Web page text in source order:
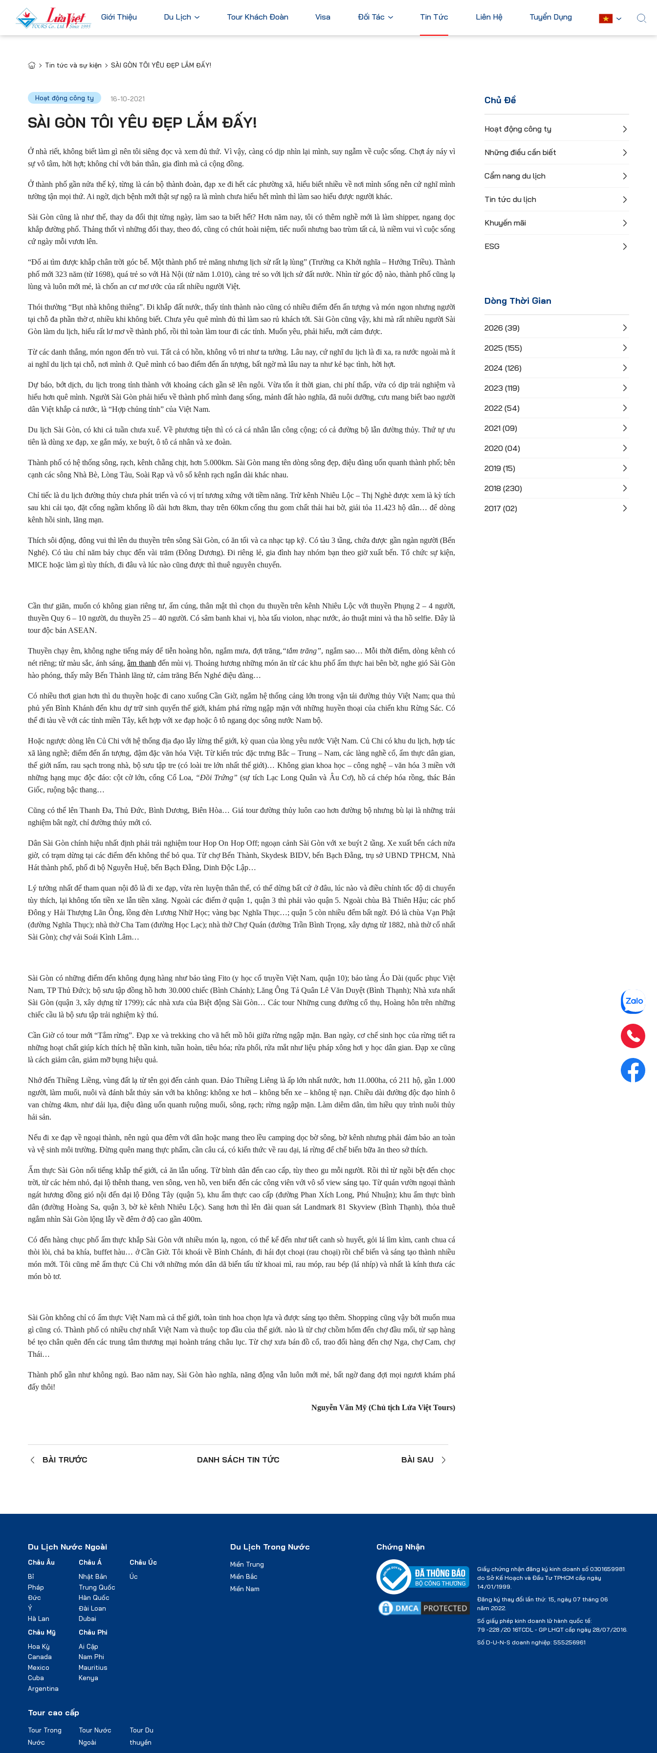
Giới Thiệu Du Lịch
Du Lịch Trong Nước
Tour Cao Cấp
Đức
Hà Lan
Xem tất cả
Dubai
Argentina
Tour Khách Đoàn Visa Đối Tác Tin Tức Liên Hệ Tuyển Dụng
Tin tức và sự kiện SÀI GÒN TÔI YÊU ĐẸP LẮM ĐẤY!
Hoạt động công ty 16-10-2021
SÀI GÒN TÔI YÊU ĐẸP LẮM ĐẤY!
Ở nhà riết, không biết làm gì nên tôi siêng đọc và xem đủ thứ. Vì vậy, càng có dịp nhìn lại mình, suy ngẫm về cuộc sống. Chợt áy náy vì
sự vô tâm, hời hợt; không chỉ với bản thân, gia đình mà cả cộng đồng.
Ở thành phố gần nửa thế kỷ, từng là cán bộ thành đoàn, đạp xe đi hết các phường xã, hiểu biết nhiều về nơi mình sống nên cứ nghĩ mình
tường tận mọi thứ. Ai ngờ, dịch bệnh mới thật sự ngộ ra là mình chưa hiểu hết mình thì làm sao hiểu được người khác.
Sài Gòn cũng là như thế, thay da đổi thịt từng ngày, làm sao ta biết hết? Hơn năm nay, tôi có thêm nghề mới là làm shipper, ngang dọc
khắp đường phố. Thảng thốt vì những đổi thay, theo đó, cũng có chút hoài niệm, tiếc nuối nhưng bao trùm tất cả, là niềm vui vì cuộc sống
cứ ngày mỗi vươn lên.
“Đố ai tìm được khắp chân trời góc bể. Một thành phố trẻ măng nhưng lịch sử rất lạ lùng” (Trường ca Khởi nghĩa – Hưởng Triều). Thành
phố mới 323 năm (từ 1698), quá trẻ so với Hà Nội (từ năm 1.010), càng trẻ so với lịch sử đất nước. Nhìn từ góc độ nào, thành phố cũng lạ
lùng và luôn mới mẻ, là chốn an cư mơ ước của rất nhiều người Việt.
Thói thường “Bụt nhà không thiêng”. Đi khắp đất nước, thấy tỉnh thành nào cũng có nhiều điểm đến ấn tượng và món ngon nhưng người
tại chỗ đa phần thờ ơ, nhiều khi không biết. Chưa yêu quê mình đủ thì làm sao rủ khách tới. Sài Gòn cũng vậy, khi mà rất nhiều người Sài
Gòn làm du lịch, hiểu rất lơ mơ về thành phố, rồi thì toàn làm tour đi các tỉnh. Muốn yêu, phải hiểu, mới cảm được.
Từ các danh thắng, món ngon đến trò vui. Tất cả có hồn, không vô tri như ta tưởng. Lâu nay, cứ nghĩ du lịch là đi xa, ra nước ngoài mà ít
ai nghĩ du lịch tại chỗ, nơi mình ở. Quê mình có bao điểm đến ấn tượng, bất ngờ mà lâu nay ta như kẻ bạc tình, hời hợt.
Dự báo, bớt dịch, du lịch trong tỉnh thành với khoảng cách gần sẽ lên ngôi. Vừa tốn ít thời gian, chi phí thấp, vửa có dịp trải nghiệm và
hiểu hơn quê mình. Người Sài Gòn phải hiểu về thành phố mình đang sống, mảnh đất hào nghĩa, đã nuôi dưỡng, cưu mang biết bao người
dân Việt khắp cả nước, là “Hợp chủng tỉnh” của Việt Nam.
Du lịch Sài Gòn, có khi cả tuần chưa xuể. Về phương tiện thì có cả cá nhân lẫn công cộng; có cả đường bộ lẫn đường thủy. Thứ tự ưu
tiên là dùng xe đạp, xe gắn máy, xe buýt, ô tô cá nhân và xe đoàn.
Thành phố có hệ thống sông, rạch, kênh chằng chịt, hơn 5.000km. Sài Gòn mang tên dòng sông đẹp, điệu đàng uốn quanh thành phố; bên
cạnh các sông Nhà Bè, Lòng Tàu, Soài Rạp và vô số kênh rạch ngắn dài khác nhau.
Chỉ tiếc là du lịch đường thủy chưa phát triển và có vị trí tương xứng với tiềm năng. Trừ kênh Nhiêu Lộc – Thị Nghè được xem là kỳ tích
sau khi cải tạo, đặt cống ngầm khổng lồ dài hơn 8km, thay trên 60km cống thu gom chất thải hai bờ, giải tỏa 11.423 hộ dân… để dòng
kênh hồi sinh, lãng mạn.
Thích sôi động, đông vui thì lên du thuyền trên sông Sài Gòn, có ăn tối và ca nhạc tạp kỹ. Có tàu 3 tầng, chứa được gần ngàn người (Bến
Nghé). Có tàu chỉ năm bảy chục đến vài trăm (Đông Dương). Đi riêng lẻ, gia đình hay nhóm bạn theo giờ xuất bến. Tổ chức sự kiện,
MICE hoặc làm gì tùy thích, đi đâu và lúc nào cũng được thì thuê nguyên chuyến.
Cần thư giãn, muốn có không gian riêng tư, ấm cúng, thân mật thì chọn du thuyền trên kênh Nhiêu Lộc với thuyền Phụng 2 – 4 người,
thuyền Quy 6 – 10 người, du thuyền 25 – 40 người. Có sâm banh khai vị, hòa tấu violon, nhạc nước, ảo thuật mini và tha hồ selfie. Đây là
tour độc bản ASEAN.
Thuyền chạy êm, không nghe tiếng máy để tiễn hoàng hôn, ngắm mưa, đợi trăng,“tắm trăng”, ngắm sao… Mỗi thời điểm, dòng kênh có
nét riêng; từ màu sắc, ánh sáng,âm thanh đến mùi vị. Thoảng hương những món ăn từ các khu phố ẩm thực hai bên bờ, nghe gió Sài Gòn
hào phóng, thấy mây Bến Thành lãng tử, cảm trăng Bến Nghé điệu đàng…
Có nhiều thơi gian hơn thì du thuyền hoặc đi cano xuống Cần Giờ, ngắm hệ thống cảng lớn trong vận tải đường thủy Việt Nam; qua thủ
phủ yến Bình Khánh đến khu dự trữ sinh quyển thế giới, khám phá rừng ngập mặn với những huyền thoại của chiến khu Rừng Sác. Có
thể đi tàu về với các tỉnh miền Tây, kết hợp với xe đạp hoặc ô tô ngang dọc sông nước Nam bộ.
Hoặc ngược dòng lên Củ Chi với hệ thống địa đạo lẫy lừng thế giới, kỳ quan của lòng yêu nước Việt Nam. Củ Chi có khu du lịch, hợp tác
xã làng nghề; điểm đến ấn tượng, đậm đặc văn hóa Việt. Từ kiến trúc đặc trưng Bắc – Trung – Nam, các làng nghề cổ, ẩm thực dân gian,
thế giới nấm, rau sạch trong nhà, bộ sưu tập tre (có loài tre lớn nhất thế giới)… Không gian khoa học – công nghệ – văn hóa 3 miền với
những hạng mục độc đáo: cột cờ lớn, cổng Cổ Loa, “Đồi Trứng” (sự tích Lạc Long Quân và Âu Cơ), hồ cá chép hóa rồng, thác Bản
Giốc, ruộng bậc thang…
Cũng có thể lên Thanh Đa, Thủ Đức, Bình Dương, Biên Hòa… Giá tour đường thủy luôn cao hơn đường bộ nhưng bù lại là những trải
nghiệm bât ngờ, chỉ đường thủy mới có.
Dân Sài Gòn chính hiệu nhất định phải trải nghiệm tour Hop On Hop Off; ngoạn cảnh Sài Gòn với xe buýt 2 tầng. Xe xuất bến cách nửa
giờ, có trạm dừng tại các điểm đến không thể bỏ qua. Từ chợ Bến Thành, Skydesk BIDV, bến Bạch Đằng, trụ sở UBND TPHCM, Nhà
Hát thành phố, phố đi bộ Nguyễn Huệ, bến Bạch Đằng, Dinh Độc Lập…
Lý tưởng nhất để tham quan nội đô là đi xe đạp, vừa rèn luyện thân thể, có thể dừng bất cứ ở đâu, lúc nào và điều chỉnh tốc độ di chuyển
tùy thích, lại không tốn tiền xe lẫn tiền xăng. Ngoài các điểm ở quận 1, quận 3 thì phải vào quận 5. Ngoài chùa Bà Thiên Hậu; các phố
Đông y Hải Thượng Lãn Ông, lồng đèn Lương Nhữ Học; vàng bạc Nghĩa Thục…; quận 5 còn nhiều đểm bất ngờ. Đó là chùa Vạn Phật
(đường Nghĩa Thục); nhà thờ Cha Tam (đường Học Lạc); nhà thờ Chợ Quán (đường Trần Bình Trọng, xây dựng từ 1882, nhà thờ cổ nhất
Sài Gòn); chợ vải Soái Kình Lâm…
Sài Gòn có những điểm đến không đụng hàng như bảo tàng Fito (y học cổ truyền Việt Nam, quận 10); bảo tàng Áo Dài (quốc phục Việt
Nam, TP Thủ Đức); bộ sưu tập đồng hồ hơn 30.000 chiếc (Bình Chánh); Lăng Ông Tả Quân Lê Văn Duyệt (Bình Thạnh); Nhà xưa nhất
Sài Gòn (quận 3, xây dựng từ 1799); các nhà xưa của Biệt động Sài Gòn… Các tour Những cung đường cổ thụ, Hoàng hôn trên những
chiếc cầu là bộ sưu tập trải nghiệm kỳ thú.
Cần Giờ có tour mới “Tắm rừng”. Đạp xe và trekking cho vã hết mồ hôi giữa rừng ngập mặn. Ban ngày, cơ chế sinh học của rừng tiết ra
những hoạt chất giúp kích thích hệ thần kinh, tuần hoàn, tiêu hóa; rửa phổi, rửa mắt như liệu pháp xông hơi y học dân gian. Đạp xe cũng
là cách giảm cân, giảm mỡ bụng hiệu quả.
Nhớ đến Thiềng Liềng, vùng đất lạ từ tên gọi đến cảnh quan. Đảo Thiềng Liêng là ấp lớn nhất nước, hơn 11.000ha, có 211 hộ, gần 1.000
người, làm muối, nuôi và đánh bắt thủy sản với ba không: không xe hơi – không bến xe – không tệ nạn. Chiều dài đường độc đạo hình ô
van chừng 4km, như dải lụa, điệu đàng uốn quanh ruộng muối, sông, rạch; rừng ngập mặn. Làm diêm dân, tìm hiều quy trình nuôi thủy
hải sản.
Nếu đi xe đạp về ngoại thành, nên ngủ qua đêm với dân hoặc mang theo lều camping dọc bờ sông, bờ kênh nhưng phải đảm bảo an toàn
và vệ sinh môi trường. Đừng quên mang thực phẩm, cần câu cá, có kiến thức về rau dại, lá rừng để chế biến bữa ăn theo sở thích.
Ẩm thực Sài Gòn nổi tiếng khắp thế giới, cả ăn lẫn uống. Từ bình dân đến cao cấp, tùy theo gu mỗi người. Rồi thì từ ngồi bệt đến chọc
trời, từ các hẻm nhỏ, đại lộ thênh thang, ven sông, ven hồ, ven biển đến các công viên với vô số view sáng tạo. Từ quán vườn ngoại thành
ngát hương đồng gió nội đến đại lộ Đông Tây (quận 5), khu ẩm thực cao cấp (đường Phan Xích Long, Phú Nhuận); khu ẩm thực bình
dân (đường Hoàng Sa, quận 3, bờ kè kênh Nhiêu Lộc). Sang hơn thì lên đài quan sát Landmark 81 Skyview (Bình Thạnh), thỏa thuê
ngắm nhìn Sài Gòn lộng lẫy về đêm ở độ cao gần 400m.
Có đến hàng chục phố ẩm thực khắp Sài Gòn với nhiều món lạ, ngon, có thể kể đến như tiết canh sò huyết, gỏi lá lìm kìm, canh chua cá
thòi lòi, chả ba khía, buffet hàu… ở Cần Giờ. Tôi khoái về Bình Chánh, đi hái đọt choại (rau choại) rồi chế biến và sáng tạo thành nhiều
món mới. Tôi cũng mê ẩm thực Củ Chi với những món dân dã biến tấu từ khoai mì, rau móp, rau bép (lá nhíp) và nhất là kính thưa các
món bò tơ.
Sài Gòn không chỉ có ẩm thực Việt Nam mà cả thế giới, toàn tinh hoa chọn lựa và được sáng tạo thêm. Shopping cũng vậy bởi muốn mua
gì cũng có. Thành phố có nhiều chợ nhất Việt Nam và thuộc top đầu của thế giới. nào là từ chợ chồm hổm đến chợ đầu mối, từ sạp hàng
bé tẹo chân quên đến các trung tâm thương mại hoành tráng châu lục. Từ chợ xưa bán đồ cổ, trao đổi hàng đến chợ Nga, chợ Cam, chợ
Thái…
Thành phố gần như không ngủ. Bao năm nay, Sài Gòn hào nghĩa, năng động vẫn luôn mới mẻ, bất ngờ đang đợi mọi ngươi khám phá
đấy thôi!
Nguyễn Văn Mỹ (Chủ tịch Lửa Việt Tours)
BÀI TRƯỚC DANH SÁCH TIN TỨC BÀI SAU
Chủ Đề
Hoạt động công ty
Những điều cần biết
Cẩm nang du lịch
Tin tức du lịch
Khuyến mãi
ESG
Dòng Thời Gian
2026 (39)
2025 (155)
2024 (126)
2023 (119)
2022 (54)
2021 (09)
2020 (04)
2019 (15)
2018 (230)
2017 (02)
Du Lịch Nước Ngoài
Châu Âu
Bỉ
Pháp
Đức
Ý
Hà Lan
Châu Á
Nhật Bản
Trung Quốc
Hàn Quốc
Đài Loan
Dubai
Châu Úc
Úc
Châu Mỹ
Hoa Kỳ
Canada
Mexico
Cuba
Argentina
Châu Phi
Ai Cập
Nam Phi
Mauritius
Kenya
Du Lịch Trong Nước
Miền Trung
Miền Bắc
Miền Nam
Tour cao cấp
Tour Trong
Nước
Tour Nước
Ngoài
Tour Du
thuyền
Chứng Nhận
Giấy chứng nhận đăng ký kinh doanh số 0301659981
do Sở Kế Hoạch và Đầu Tư TPHCM cấp ngày
14/01/1999.
Đăng ký thay đổi lần thứ: 15, ngày 07 tháng 06
năm 2022.
Số giấy phép kinh doanh lữ hành quốc tế:
79 -228 /20 16TCDL - GP LHQT cấp ngày 28/07/2016.
Số D-U-N-S doanh nghiệp: 555256961